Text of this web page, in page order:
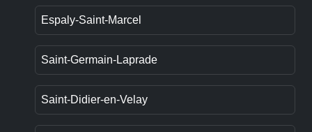
Espaly-Saint-Marcel
Saint-Germain-Laprade
Saint-Didier-en-Velay